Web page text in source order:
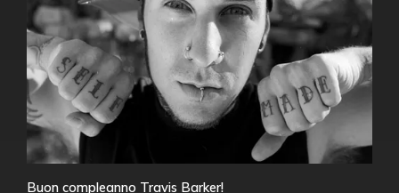
Buon compleanno Travis Barker!